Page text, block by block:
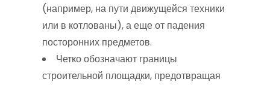
(например, на пути движущейся техники
или в котлованы), а еще от падения
посторонних предметов.
Четко обозначают границы
строительной площадки, предотвращая